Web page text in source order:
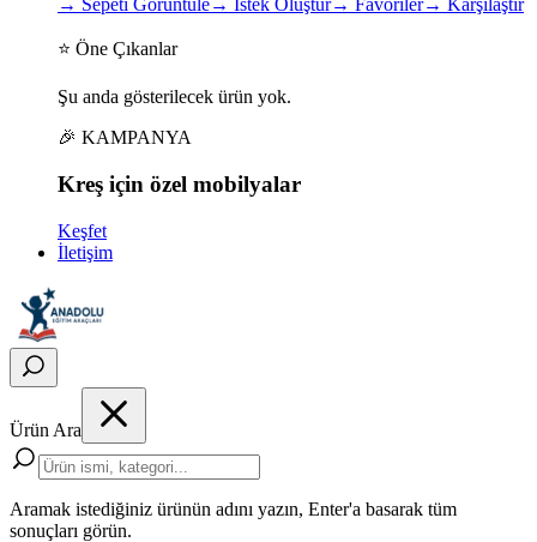
→ Sepeti Görüntüle→ İstek Oluştur→ Favoriler→ Karşılaştır
⭐ Öne Çıkanlar
Şu anda gösterilecek ürün yok.
🎉 KAMPANYA
Kreş için özel mobilyalar
Keşfet
İletişim
Ürün Ara
Aramak istediğiniz ürünün adını yazın, Enter'a basarak tüm
sonuçları görün.